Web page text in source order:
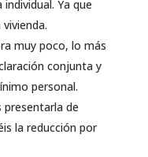
Ya que
muy poco, lo más
conjunta y
personal.
de
la reducción por